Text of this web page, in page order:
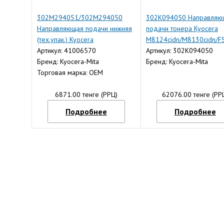
302M294051/302M294050
Направляющая подачи нижняя
(тех.упак.) Kyocera
FS1020MFP/1060DN (ОEM)
Артикул: 41006570
Бренд: Kyocera-Mita
Торговая марка: OEM
6871.00 тенге (РРЦ)
Подробнее
302K094050
подачи тонера Kyocera
M8124cidn/M8130cidn/
C8020/C8025/TASKalfa-
(О)
Артикул: 302K094050
Бренд: Kyocera-Mita
62076.00 тенге
Подробнее